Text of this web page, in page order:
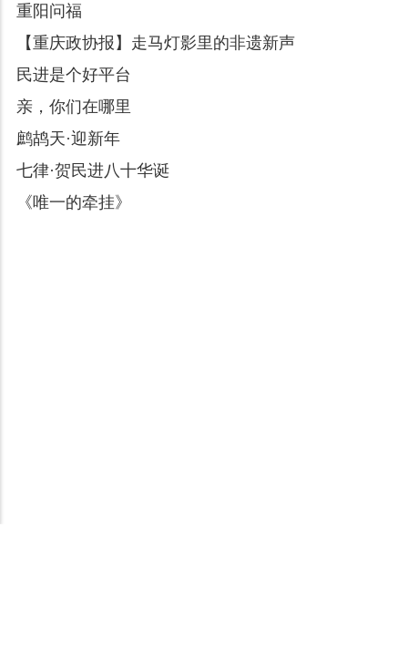
重阳问福
【重庆政协报】走马灯影里的非遗新声
民进是个好平台
亲，你们在哪里
鹧鸪天·迎新年
七律·贺民进八十华诞
《唯一的牵挂》